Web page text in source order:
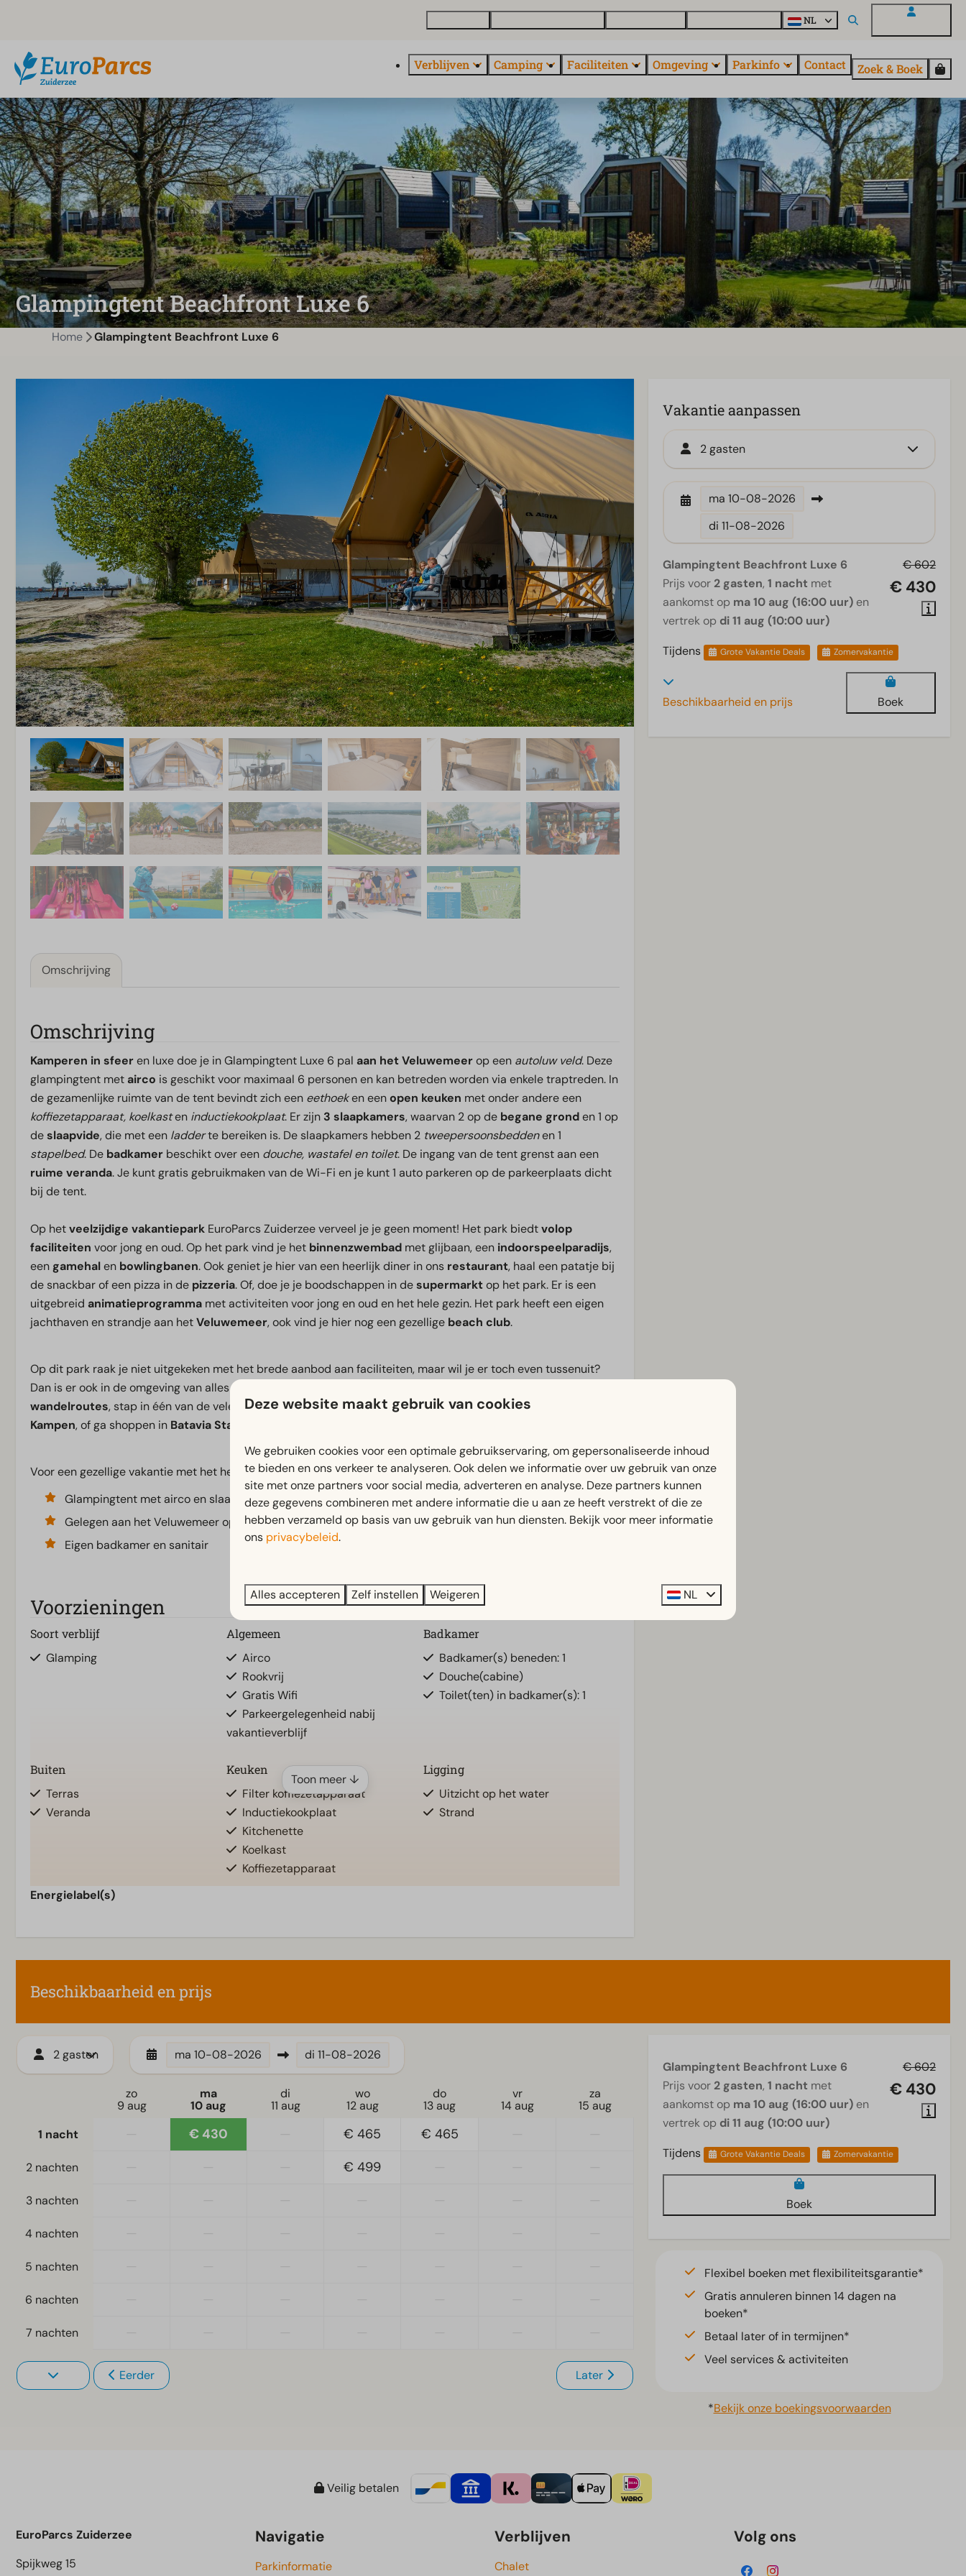
NL
Verblijven Camping Faciliteiten Omgeving Parkinfo Contact Zoek & Boek
Glampingtent Beachfront Luxe 6
Home Glampingtent Beachfront Luxe 6
Omschrijving
Omschrijving
Kamperen in sfeeren luxe doe je in Glampingtent Luxe 6 pal aan het Veluwemeerop een autoluw veld. Deze
glampingtent met airco is geschikt voor maximaal 6 personen en kan betreden worden via enkele traptreden. In
de gezamenlijke ruimte van de tent bevindt zich een eethoeken eenopen keuken met onder andere een
koffiezetapparaat, koelkasten inductiekookplaat. Er zijn 3 slaapkamers, waarvan 2 op de begane gronden 1 op
deslaapvide, die met een ladderte bereiken is. De slaapkamers hebben 2 tweepersoonsbeddenen 1
stapelbed. De badkamer beschikt over een douche, wastafel en toilet. De ingang van de tent grenst aan een
ruime veranda. Je kunt gratis gebruikmaken van de Wi-Fi en je kunt 1 auto parkeren op de parkeerplaats dicht
bij de tent.
Op hetveelzijdige vakantiepark EuroParcs Zuiderzee verveel je je geen moment! Het park biedtvolop
faciliteiten voor jong en oud. Op het park vind je het binnenzwembad met glijbaan, een indoorspeelparadijs,
een gamehalen bowlingbanen. Ook geniet je hier van een heerlijk diner in ons restaurant, haal een patatje bij
de snackbar of een pizza in de pizzeria. Of, doe je je boodschappen in desupermarktop het park. Er is een
uitgebreid animatieprogramma met activiteiten voor jong en oud en het hele gezin. Het park heeft een eigen
jachthaven en strandje aan hetVeluwemeer, ook vind je hier nog een gezellige beach club.
Op dit park raak je niet uitgekeken met het brede aanbod aan faciliteiten, maar wil je er toch even tussenuit?
Dan is er ook in de omgeving van alles te beleven voor een gezellig dagje uit. Ontdek de polder via de
wandelroutes, stap in één van de vele achtbanen inWalibi , bezoek de gezelligeHanzesteden
Kampen, of ga shoppen in Batavia Stad
Voor een gezellige vakantie met het hele gezin, met altijd iets te doen, boek je verblijf bij EuroParcs Zuiderzee!
Glampingtent met airco en slaapvide
Gelegen aan het Veluwemeer op autovrij veld
Eigen badkamer en sanitair
Voorzieningen
Soort verblijf
Glamping
Algemeen
Airco
Rookvrij
Gratis Wifi
Parkeergelegenheid nabij
vakantieverblijf
Badkamer
Badkamer(s) beneden: 1
Douche(cabine)
Toilet(ten) in badkamer(s): 1
Buiten
Terras
Veranda
Keuken
Filter koffiezetapparaat
Inductiekookplaat
Kitchenette
Koelkast
Koffiezetapparaat
Ligging
Uitzicht op het water
Strand
Slaapkamer
Slaapzolder
Tweepersoonsbed(den): 2
Woonkamer
Toon meer ↓
Energielabel(s)
Vakantie aanpassen
2 gasten
ma 10-08-2026
di 11-08-2026
€ 602
€ 430
Glampingtent Beachfront Luxe 6
Prijs voor 2 gasten, 1 nacht met
aankomst op ma 10 aug (16:00 uur) en
vertrek op di 11 aug (10:00 uur)
Tijdens
Grote Vakantie Deals Zomervakantie
Beschikbaarheid en prijs Boek
Beschikbaarheid en prijs
2 gasten ma 10-08-2026 di 11-08-2026
zo
9 aug
ma
10 aug
di
11 aug
wo
12 aug
do
13 aug
vr
14 aug
za
15 aug
1 nacht
€ 430 € 465 € 465
2 nachten € 499
3 nachten
4 nachten
5 nachten
6 nachten
7 nachten
Eerder Later
€ 602
€ 430
Glampingtent Beachfront Luxe 6
Prijs voor 2 gasten, 1 nacht met
aankomst op ma 10 aug (16:00 uur) en
vertrek op di 11 aug (10:00 uur)
Tijdens
Grote Vakantie Deals Zomervakantie
Boek
Flexibel boeken met flexibiliteitsgarantie*
Gratis annuleren binnen 14 dagen na
boeken*
Betaal later of in termijnen*
Veel services & activiteiten
*Bekijk onze boekingsvoorwaarden
Veilig betalen
EuroParcs Zuiderzee
Spijkweg 15
Navigatie
Parkinformatie
Verblijven
Chalet
Volg ons
Deze website maakt gebruik van cookies
We gebruiken cookies voor een optimale gebruikservaring, om gepersonaliseerde inhoud
te bieden en ons verkeer te analyseren. Ook delen we informatie over uw gebruik van onze
site met onze partners voor social media, adverteren en analyse. Deze partners kunnen
deze gegevens combineren met andere informatie die u aan ze heeft verstrekt of die ze
hebben verzameld op basis van uw gebruik van hun diensten. Bekijk voor meer informatie
ons privacybeleid.
Alles accepteren Zelf instellen Weigeren NL